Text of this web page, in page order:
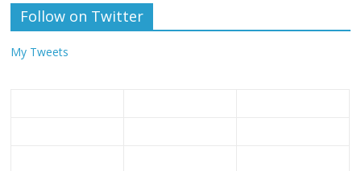
Follow on Twitter
My Tweets